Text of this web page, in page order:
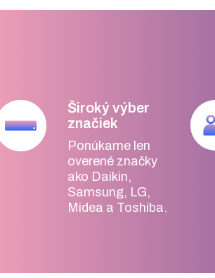
Široký výber
značiek
Ponúkame len
overené značky
ako Daikin,
Samsung, LG,
Midea a Toshiba.